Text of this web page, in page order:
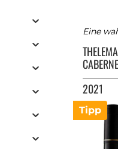
Tipp
Eine
2021